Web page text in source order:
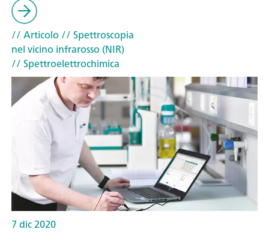
// Articolo // Spettroscopia
nel vicino infrarosso (NIR)
// Spettroelettrochimica
7 dic 2020